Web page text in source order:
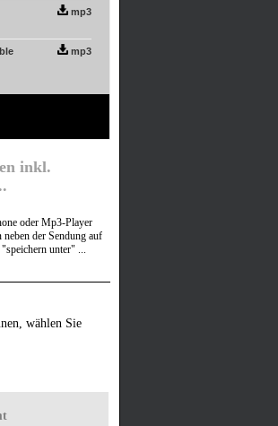
mp3
mp3
inkl.
oder Mp3-Player
der Sendung auf
unter" ...
wählen Sie